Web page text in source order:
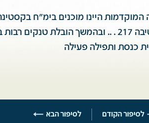
היינו מוכנים בימ״ח
הורדנו בבלוזה את הטנקים של חטיבה 217 . .. ובהמשך
כנסת ותפילה פעילה
לסיפור הקודם לסיפור הבא